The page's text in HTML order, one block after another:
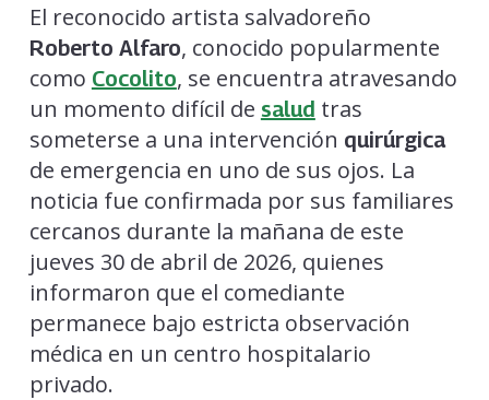
El reconocido artista salvadoreño
Roberto Alfaro, conocido popularmente
como Cocolito, se encuentra atravesando
un momento difícil de salud tras
someterse a una intervención quirúrgica
de emergencia en uno de sus ojos. La
noticia fue confirmada por sus familiares
cercanos durante la mañana de este
jueves 30 de abril de 2026, quienes
informaron que el comediante
permanece bajo estricta observación
médica en un centro hospitalario
privado.